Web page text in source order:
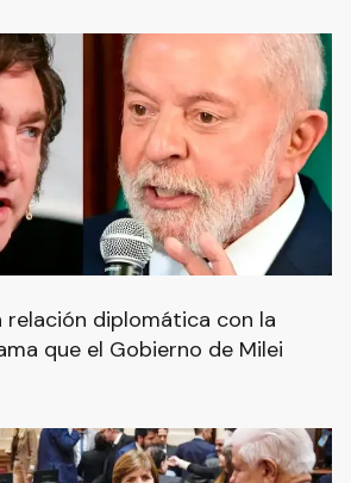
relación diplomática con la
que el Gobierno de Milei